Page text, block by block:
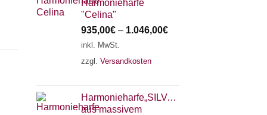
Harmonieharfe
"Celina"
935,00€ – 1.046,00€
inkl. MwSt.
zzgl. Versandkosten
Harmonieharfe„SILVANA"
aus massivem